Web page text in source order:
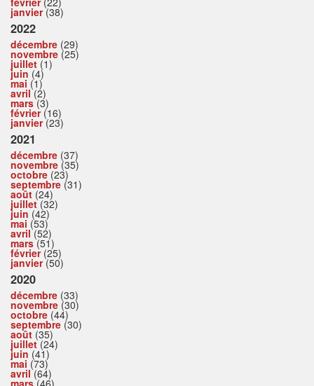
janvier(38)
2022
décembre (29)
novembre (25)
juillet (1)
juin (4)
mai (1)
avril(2)
mars(3)
février(16)
janvier(23)
2021
décembre (37)
novembre (35)
octobre (23)
septembre (31)
août (24)
juillet(32)
juin (42)
mai (53)
avril(52)
mars(51)
février(25)
janvier(50)
2020
décembre (33)
novembre (30)
octobre (44)
septembre (30)
août (35)
juillet(24)
juin (41)
mai (73)
avril(64)